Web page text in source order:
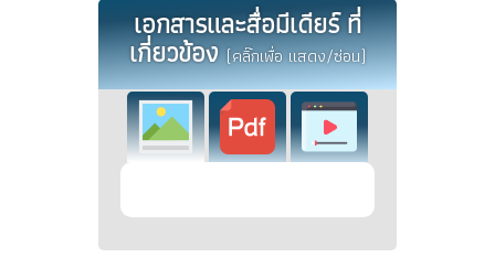
เอกสารและสื่อมีเดียร์ ที่
เกี่ยวข้อง(คลิ๊กเพื่อ แสดง/ซ่อน)